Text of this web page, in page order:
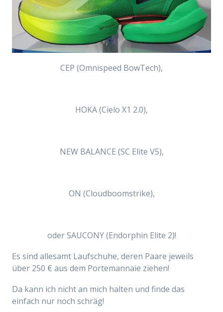
CEP (Omnispeed BowTech),
HOKA (Cielo X1 2.0),
NEW BALANCE (SC Elite V5),
ON (Cloudboomstrike),
oder SAUCONY (Endorphin Elite 2)!
Es sind allesamt Laufschuhe, deren Paare jeweils
über 250 € aus dem Portemannaie ziehen!
Da kann ich nicht an mich halten und finde das
einfach nur noch schräg!